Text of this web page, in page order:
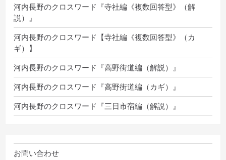
河内長野のクロスワード『寺社編《複数回答型》（解
説）』
河内長野のクロスワード【寺社編《複数回答型》（カ
ギ）】
河内長野のクロスワード『高野街道編（解説）』
河内長野のクロスワード『高野街道編（カギ）』
河内長野のクロスワード『三日市宿編（解説）』
お問い合わせ